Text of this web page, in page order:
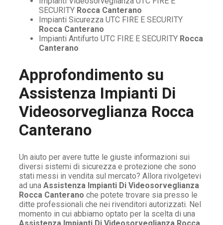
SECURITY Rocca Canterano
Impianti Sicurezza UTC FIRE E SECURITY
Rocca Canterano
Impianti Antifurto UTC FIRE E SECURITY Rocca
Canterano
Approfondimento su
Assistenza Impianti Di
Videosorveglianza Rocca
Canterano
Un aiuto per avere tutte le giuste informazioni sui
diversi sistemi di sicurezza e protezione che sono
stati messi in vendita sul mercato? Allora rivolgetevi
ad una Assistenza Impianti Di Videosorveglianza
Rocca Canterano che potete trovare sia presso le
ditte professionali che nei rivenditori autorizzati. Nel
momento in cui abbiamo optato per la scelta di una
Assistenza Impianti Di Videosorveglianza Rocca